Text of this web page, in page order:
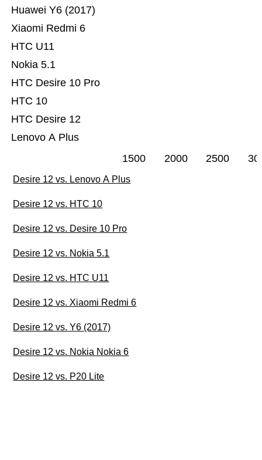
Lenovo A Plus
HTC Desire 12
HTC 10
HTC Desire 10 Pro
Nokia 5.1
HTC U11
Xiaomi Redmi 6
Huawei Y6 (2017)
1500 2000 2500
Desire 12 vs. Lenovo A Plus
Desire 12 vs. HTC 10
Desire 12 vs. Desire 10 Pro
Desire 12 vs. Nokia 5.1
Desire 12 vs. HTC U11
Desire 12 vs. Xiaomi Redmi 6
Desire 12 vs. Y6 (2017)
Desire 12 vs. Nokia Nokia 6
Desire 12 vs. P20 Lite